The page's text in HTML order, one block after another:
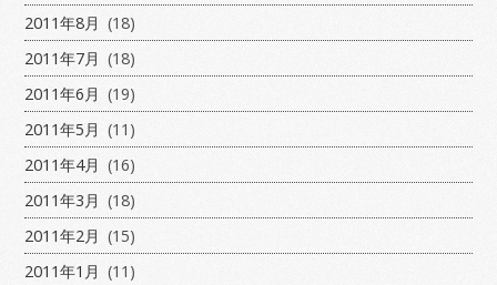
2011年8月 (18)
2011年7月 (18)
2011年6月 (19)
2011年5月 (11)
2011年4月 (16)
2011年3月 (18)
2011年2月 (15)
2011年1月 (11)